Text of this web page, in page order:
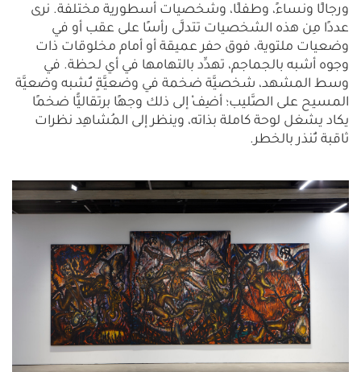
ورجالًا ونساءً، وطفلًا، وشخصيات أسطورية مختلفة. نرى
عددًا مِن هذه الشخصيات تتدلَّى رأسًا على عقب أو في
وضعيات ملتوية، فوق حفر عميقة أو أمام مخلوقات ذات
وجوه أشبه بالجماجم، تهدِّد بالتهامها في أي لحظة. في
وسط المشهد، شخصيَّة ضخمة في وضعيَّةٍ تُشبه وضعيَّة
المسيح على الصَّليب؛ أضِفْ إلى ذلك وجهًا برتقاليًّا ضخمًا
يكاد يشغل لوحة كاملة بذاته، وينظر إلى المُشاهِد نظرات
ثاقبة تُنذر بالخطر.